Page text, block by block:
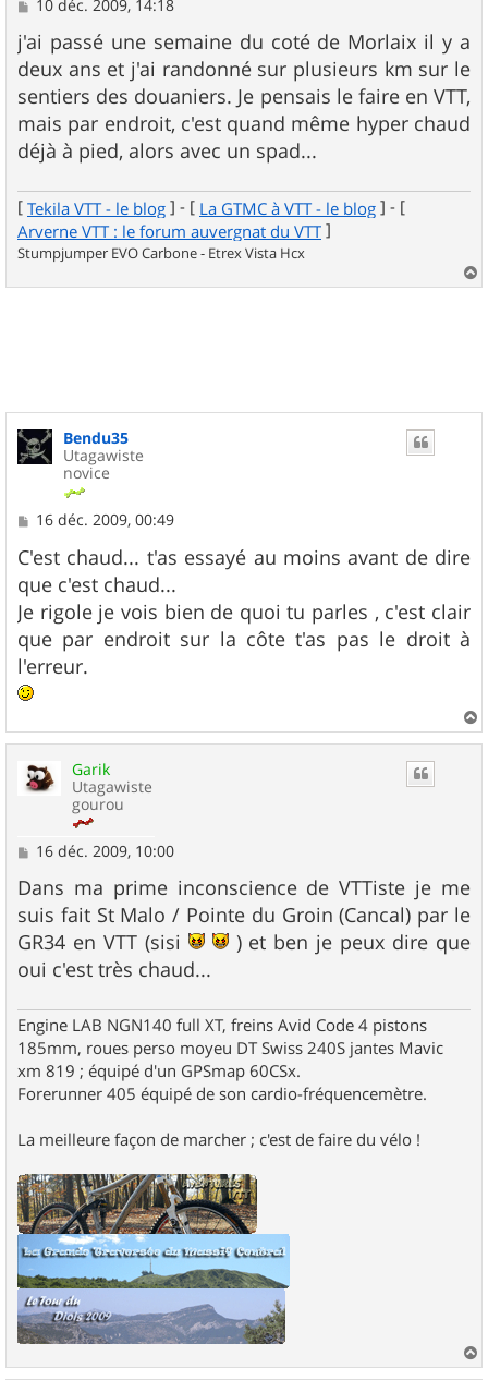
s
s
a
g
e
10 déc. 2009, 14:18
j'ai passé une semaine du coté de Morlaix il y a
deux ans et j'ai randonné sur plusieurs km sur le
sentiers des douaniers. Je pensais le faire en VTT,
mais par endroit, c'est quand même hyper chaud
déjà à pied, alors avec un spad...
[ Tekila VTT - le blog ] - [ La GTMC à VTT - le blog ] - [
Arverne VTT : le forum auvergnat du VTT ]
Stumpjumper EVO Carbone - Etrex Vista Hcx
a
Bendu35
Utagawiste
novice
M
s
s
a
g
e
16 déc. 2009, 00:49
C'est chaud... t'as essayé au moins avant de dire
que c'est chaud...
Je rigole je vois bien de quoi tu parles , c'est clair
que par endroit sur la côte t'as pas le droit à
l'erreur.
a
Garik
Utagawiste
gourou
M
s
s
a
g
e
16 déc. 2009, 10:00
Dans ma prime inconscience de VTTiste je me
suis fait St Malo / Pointe du Groin (Cancal) par le
GR34 en VTT (sisi
) et ben je peux dire que
oui c'est très chaud...
Engine LAB NGN140 full XT, freins Avid Code 4 pistons
185mm, roues perso moyeu DT Swiss 240S jantes Mavic
xm 819 ; équipé d'un GPSmap 60CSx.
Forerunner 405 équipé de son cardio-fréquencemètre.
La meilleure façon de marcher ; c'est de faire du vélo !
a